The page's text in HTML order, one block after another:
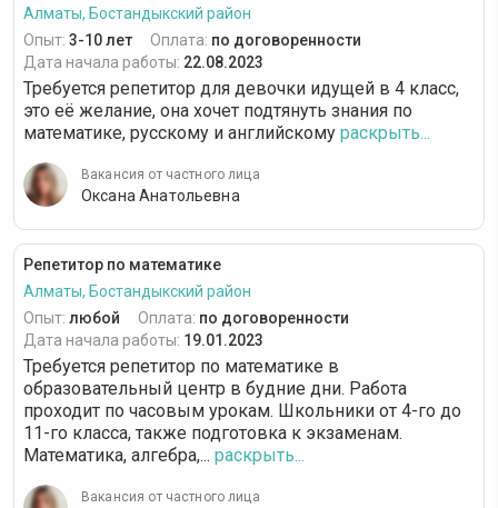
Алматы, Бостандыкский район
Опыт: 3-10 лет Оплата: по договоренности
Дата начала работы: 22.08.2023
Требуется репетитор для девочки идущей в 4 класс,
это её желание, она хочет подтянуть знания по
математике, русскому и английскому раскрыть...
Вакансия от частного лица
Оксана Анатольевна
Репетитор по математике
Алматы, Бостандыкский район
Опыт: любой Оплата: по договоренности
Дата начала работы: 19.01.2023
Требуется репетитор по математике в
образовательный центр в будние дни. Работа
проходит по часовым урокам. Школьники от 4-го до
11-го класса, также подготовка к экзаменам.
Математика, алгебра,... раскрыть...
Вакансия от частного лица